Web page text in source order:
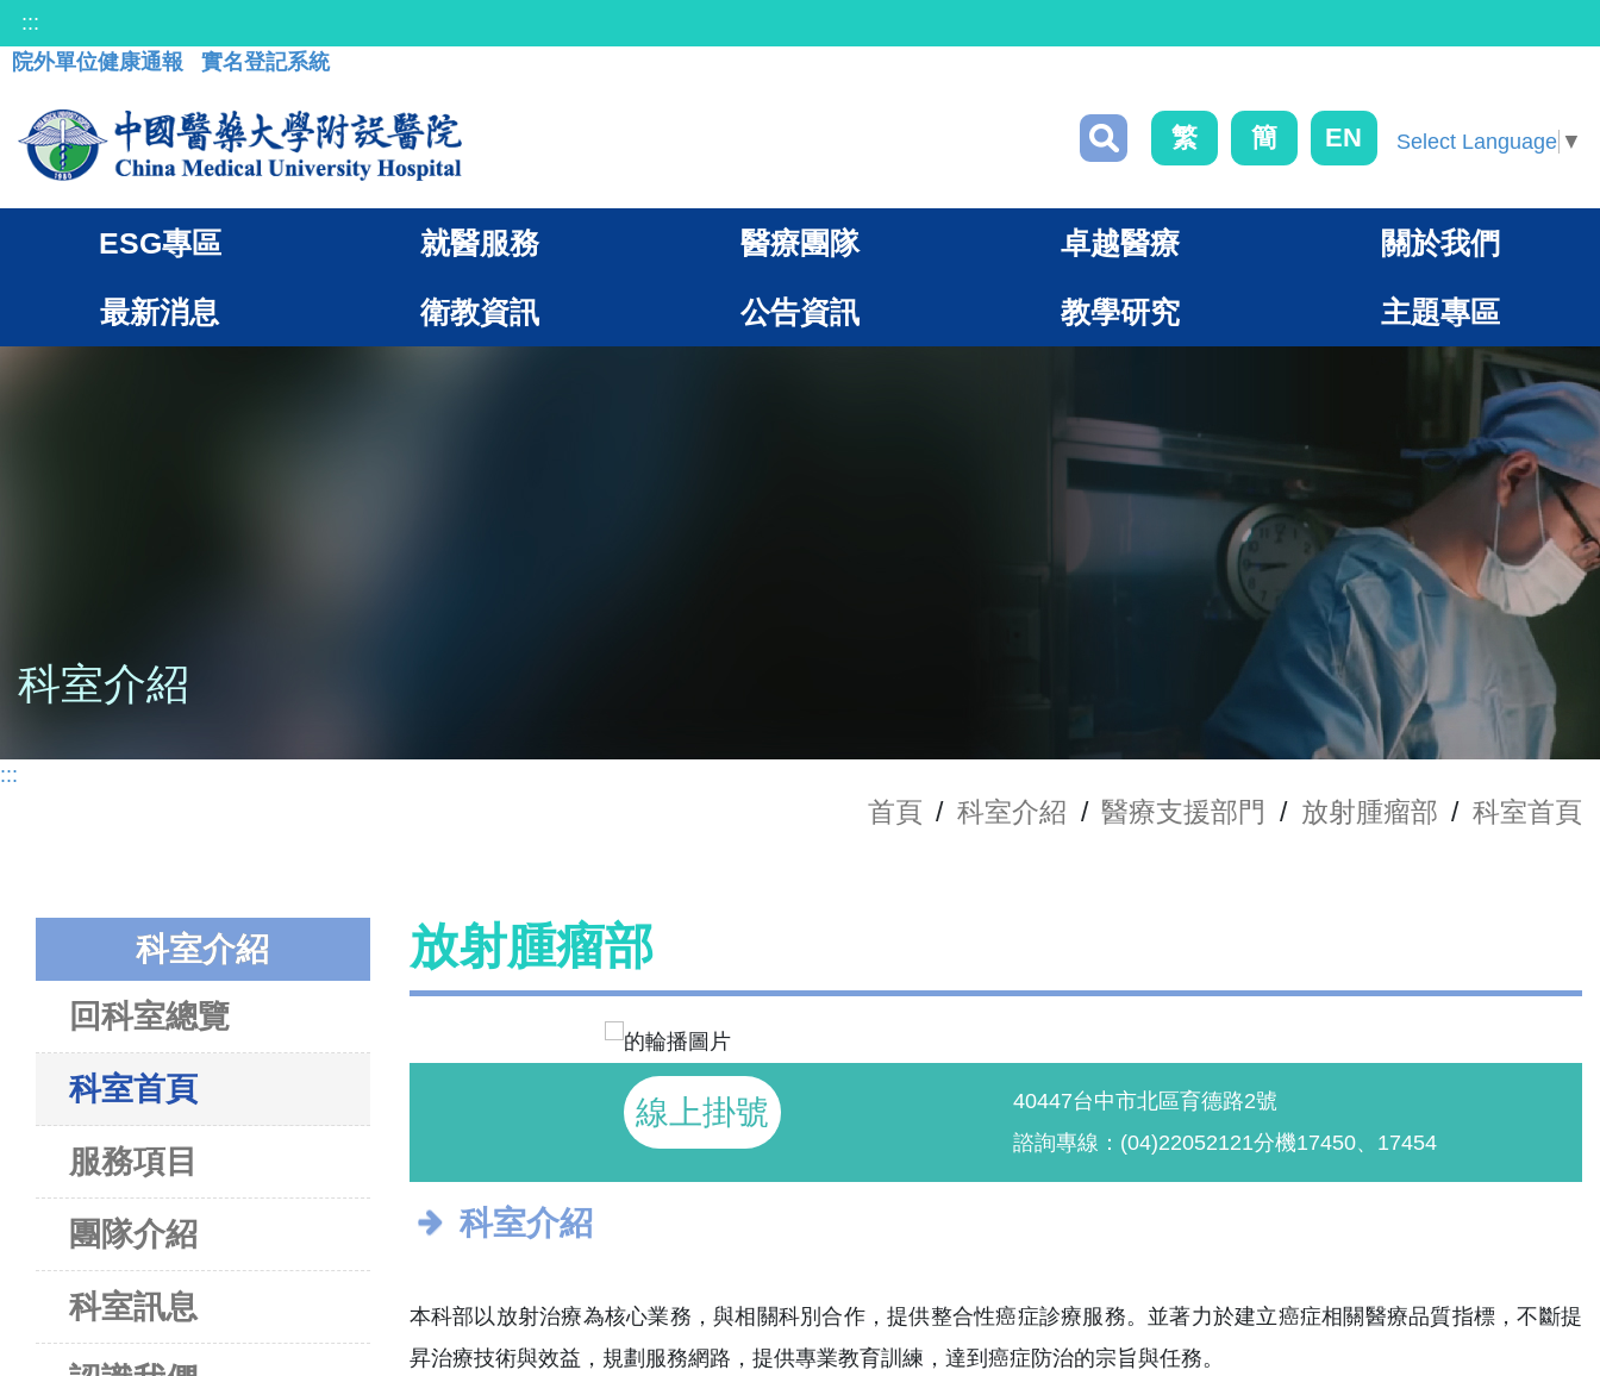
:::
院外單位健康通報
實名登記系統
繁 簡 EN Select Language ▼
ESG專區 就醫服務 醫療團隊 卓越醫療 關於我們
最新消息 衛教資訊 公告資訊 教學研究 主題專區
科室介紹
:::
首頁 / 科室介紹 / 醫療支援部門 / 放射腫瘤部 / 科室首頁
科室介紹
回科室總覽
科室首頁
服務項目
團隊介紹
科室訊息
放射腫瘤部
線上掛號
40447台中市北區育德路2號
諮詢專線：(04)22052121分機17450、17454
科室介紹
本科部以放射治療為核心業務，與相關科別合作，提供整合性癌症診療服務。並著力於建立癌症相關醫療品質指標，不斷提
昇治療技術與效益，規劃服務網路，提供專業教育訓練，達到癌症防治的宗旨與任務。